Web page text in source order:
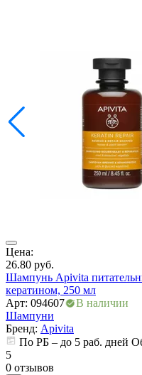
Цена:
26.80 руб.
Шампунь Apivita
кератином, 250 мл
Арт: 094607
В наличии
Шампуни
Бренд: Apivita
По РБ – до 5 раб. дней
5
0 отзывов